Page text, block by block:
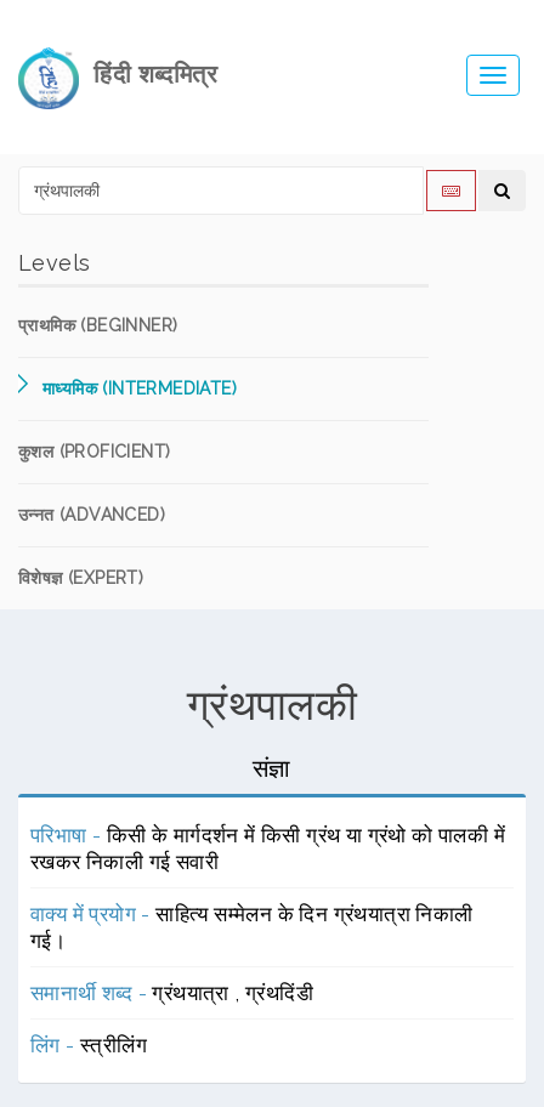
हिंदी शब्दमित्र
Levels
प्राथमिक (BEGINNER)
माध्यमिक (INTERMEDIATE)
कुशल (PROFICIENT)
उन्नत (ADVANCED)
विशेषज्ञ (EXPERT)
ग्रंथपालकी
संज्ञा
परिभाषा -किसी के मार्गदर्शन में किसी ग्रंथ या ग्रंथो को पालकी में
रखकर निकाली गई सवारी
वाक्य में प्रयोग -साहित्य सम्मेलन के दिन ग्रंथयात्रा निकाली
गई।
समानार्थी शब्द -ग्रंथयात्रा ,ग्रंथदिंडी
लिंग -स्त्रीलिंग